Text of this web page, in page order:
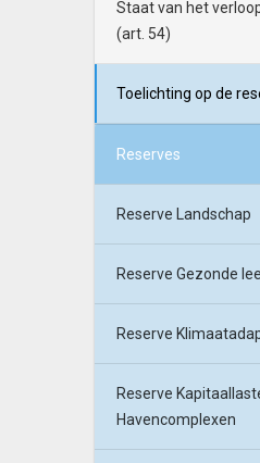
Staat van het
(art. 54)
Toelichting op de
Reserves
Reserve Landschap
Reserve Gezonde
Reserve
Reserve
Havencomplexen